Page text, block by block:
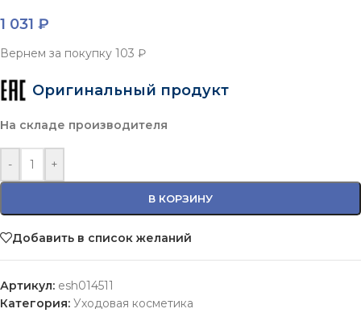
1 031 ₽
Вернем за покупку 103 ₽
Оригинальный продукт
На складе производителя
- +
В КОРЗИНУ
Добавить в список желаний
Артикул: esh014511
Категория: Уходовая косметика